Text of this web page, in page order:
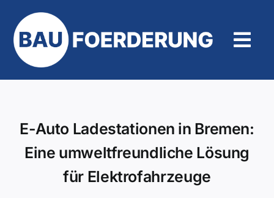
Inhalt
springen
E-Auto Ladestationen in Bremen:
Eine umweltfreundliche Lösung
für Elektrofahrzeuge